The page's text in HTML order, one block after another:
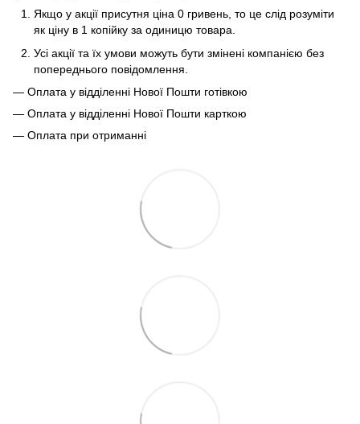
Якщо у акції присутня ціна 0 гривень, то це слід розуміти
як ціну в 1 копійку за одиницю товара.
Усі акції та їх умови можуть бути змінені компанією без
попереднього повідомлення.
— Оплата у відділенні Нової Пошти готівкою
— Оплата у відділенні Нової Пошти карткою
— Оплата при отриманні